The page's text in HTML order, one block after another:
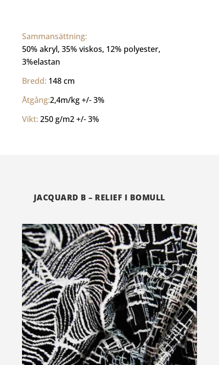
Sammansättning:
50% akryl, 35% viskos, 12% polyester,
3%elastan
Bredd: 148 cm
Åtgång:2,4m/kg +/- 3%
Vikt: 250 g/m2 +/- 3%
JACQUARD B – RELIEF I BOMULL